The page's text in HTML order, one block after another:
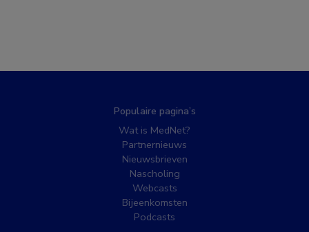
Populaire pagina’s
Wat is MedNet?
Partnernieuws
Nieuwsbrieven
Nascholing
Webcasts
Bijeenkomsten
Podcasts